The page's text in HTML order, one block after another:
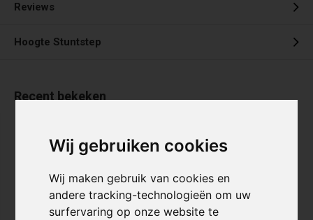
Wij gebruiken cookies
Wij maken gebruik van cookies en
andere tracking-technologieën om uw
surfervaring op onze website te
Reviews
Hoogte Stuntstep
Recent bekeken